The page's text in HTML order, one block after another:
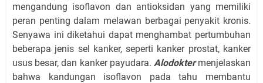
mengandung isoflavon dan antioksidan yang memiliki
peran penting dalam melawan berbagai penyakit kronis.
Senyawa ini diketahui dapat menghambat pertumbuhan
beberapa jenis sel kanker, seperti kanker prostat, kanker
usus besar, dan kanker payudara. Alodoktermenjelaskan
bahwa kandungan isoflavon pada tahu membantu